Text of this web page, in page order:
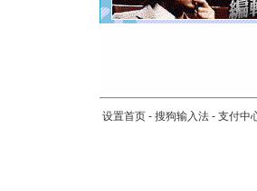
设置首页 - 搜狗输入法 - 支付中